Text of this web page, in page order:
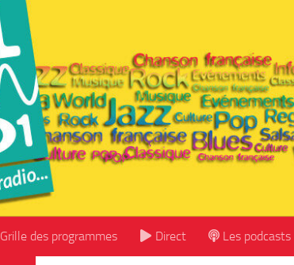
Grille des programmes Direct Les podcasts